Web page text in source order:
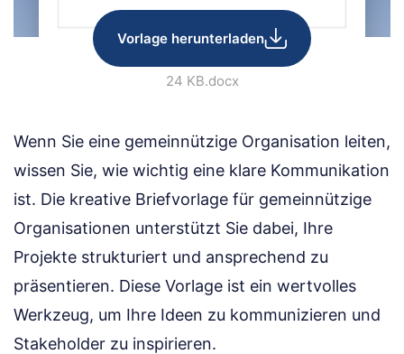
Vorlage herunterladen
24 KB.docx
Wenn Sie eine gemeinnützige Organisation leiten,
wissen Sie, wie wichtig eine klare Kommunikation
ist. Die kreative Briefvorlage für gemeinnützige
Organisationen unterstützt Sie dabei, Ihre
Projekte strukturiert und ansprechend zu
präsentieren. Diese Vorlage ist ein wertvolles
Werkzeug, um Ihre Ideen zu kommunizieren und
Stakeholder zu inspirieren.